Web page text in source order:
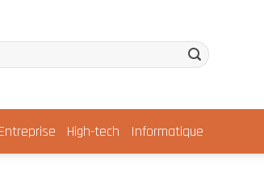
Entreprise High-tech Informatique